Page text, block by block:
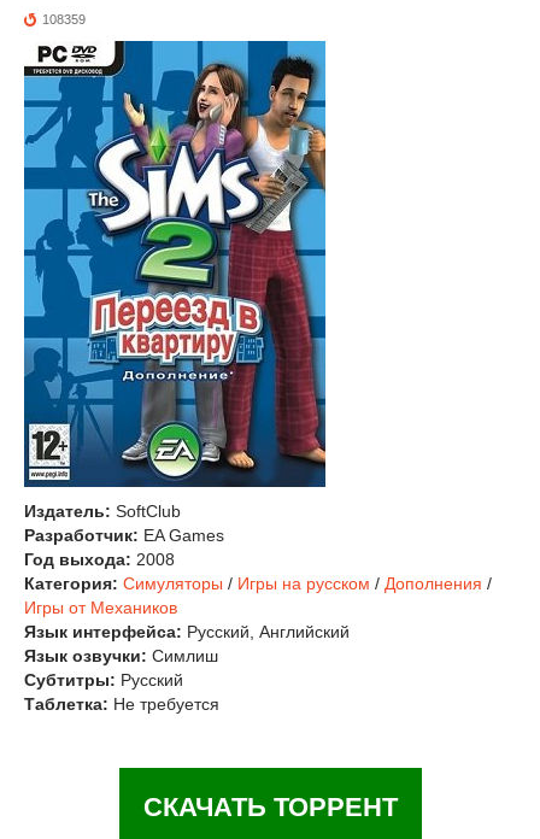
108359
Издатель: SoftClub
Разработчик: EA Games
Год выхода: 2008
Категория: Симуляторы / Игры на русском / Дополнения /
Игры от Механиков
Язык интерфейса: Русский, Английский
Язык озвучки: Симлиш
Субтитры: Русский
Таблетка: Не требуется
СКАЧАТЬ ТОРРЕНТ